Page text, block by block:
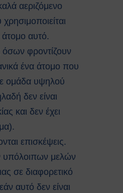
Kινδύνου
Ηλεκτρικός Κίνδυνος
Μέσα Ατομικής Προστασίας
Πυροπροστασία
Χημικές Ουσίες
για Επισκέπτες
Safety and Security Information
for Visitors
Είσοδος Εκπαιδευόμενου
Συνεργάτη
Βοήθειες
Μαθήματα καρδιοαναπνευστικής
αναζωογόνησης (ΚΑΡΠΑ) και
κοιλιακής ώθησης (λαβή
αεριζόμενο
αυτό.
όσων φροντίζουν
ένα άτομο που
ομάδα υψηλού
δεν είναι
και δεν έχει
επισκέψεις.
υπόλοιπων μελών
σε διαφορετικό
αυτό δεν είναι